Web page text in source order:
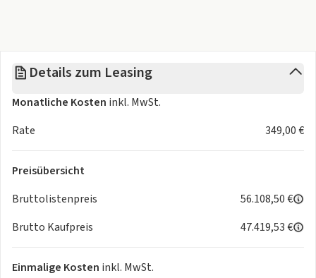
Details zum Leasing
Monatliche Kosten inkl. MwSt.
Rate
349,00 €
Preisübersicht
Bruttolistenpreis
56.108,50 €
Brutto Kaufpreis
47.419,53 €
Einmalige Kosten inkl. MwSt.